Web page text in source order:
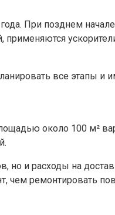
При позднем
все этапы
около 100 м²
и расходы на
чем ремонтировать